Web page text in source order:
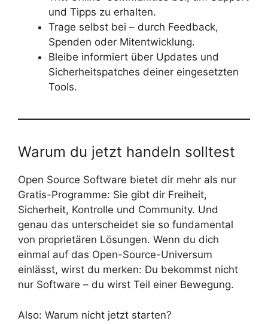
und Tipps zu erhalten.
Trage selbst bei – durch Feedback,
Spenden oder Mitentwicklung.
Bleibe informiert über Updates und
Sicherheitspatches deiner eingesetzten
Tools.
Warum du jetzt handeln solltest
Open Source Software bietet dir mehr als nur
Gratis-Programme: Sie gibt dir Freiheit,
Sicherheit, Kontrolle und Community. Und
genau das unterscheidet sie so fundamental
von proprietären Lösungen. Wenn du dich
einmal auf das Open-Source-Universum
einlässt, wirst du merken: Du bekommst nicht
nur Software – du wirst Teil einer Bewegung.
Also: Warum nicht jetzt starten?